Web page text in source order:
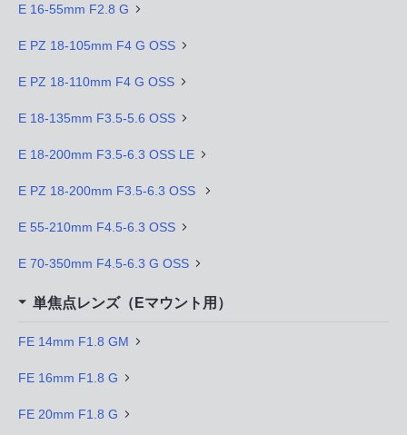
E 16-55mm F2.8 G
E PZ 18-105mm F4 G OSS
E PZ 18-110mm F4 G OSS
E 18-135mm F3.5-5.6 OSS
E 18-200mm F3.5-6.3 OSS LE
E PZ 18-200mm F3.5-6.3 OSS
E 55-210mm F4.5-6.3 OSS
E 70-350mm F4.5-6.3 G OSS
単焦点レンズ（Eマウント用）
FE 14mm F1.8 GM
FE 16mm F1.8 G
FE 20mm F1.8 G